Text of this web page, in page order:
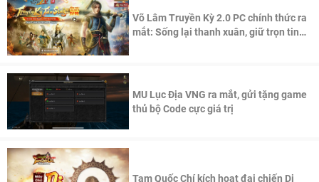
Võ Lâm Truyền Kỳ 2.0 PC chính thức ra
mắt: Sống lại thanh xuân, giữ trọn tinh
MU Lục Địa VNG ra mắt, gửi tặng game
thủ bộ Code cực giá trị
Tam Quốc Chí kích hoạt đại chiến Di